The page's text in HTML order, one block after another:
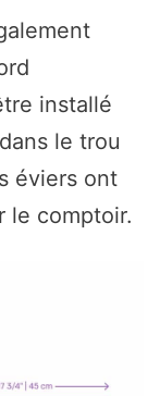
installé
le trou
éviers ont
le comptoir.